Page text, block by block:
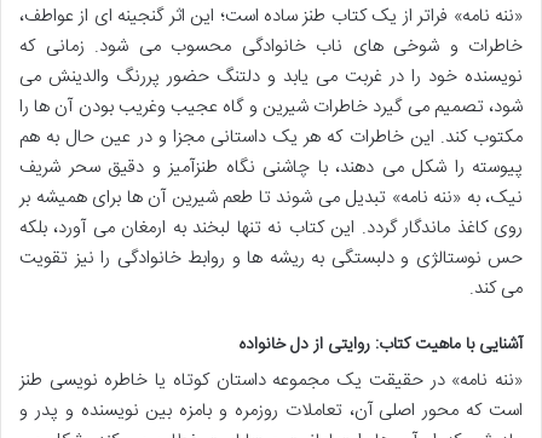
«ننه نامه» فراتر از یک کتاب طنز ساده است؛ این اثر گنجینه ای از عواطف،
خاطرات و شوخی های ناب خانوادگی محسوب می شود. زمانی که
نویسنده خود را در غربت می یابد و دلتنگ حضور پررنگ والدینش می
شود، تصمیم می گیرد خاطرات شیرین و گاه عجیب وغریب بودن آن ها را
مکتوب کند. این خاطرات که هر یک داستانی مجزا و در عین حال به هم
پیوسته را شکل می دهند، با چاشنی نگاه طنزآمیز و دقیق سحر شریف
نیک، به «ننه نامه» تبدیل می شوند تا طعم شیرین آن ها برای همیشه بر
روی کاغذ ماندگار گردد. این کتاب نه تنها لبخند به ارمغان می آورد، بلکه
حس نوستالژی و دلبستگی به ریشه ها و روابط خانوادگی را نیز تقویت
می کند.
آشنایی با ماهیت کتاب: روایتی از دل خانواده
«ننه نامه» در حقیقت یک مجموعه داستان کوتاه یا خاطره نویسی طنز
است که محور اصلی آن، تعاملات روزمره و بامزه بین نویسنده و پدر و